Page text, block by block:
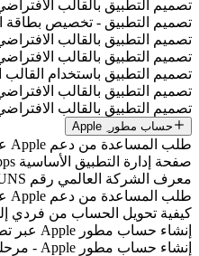
تصميم التطبيق بالقالب
تصميم التطبيق - تخصيص بطاقة
تصميم التطبيق بالقالب
تصميم التطبيق بالقالب
تصميم التطبيق باستخدام القالب
تصميم التطبيق بالقالب
تصميم التطبيق بالقالب
حساب مطور ِ Apple
طلب المساعدة من دعم Apple عن طريق البريد
صفحة إدارة التطبيق الأساسية My Apps
معرف الشركة العالمي رقم DUNS
طلب المساعدة من دعم Apple عن طريق الاتصال
كيفية تحويل الحساب من فردي
إنشاء حساب مطور Apple عبر تطبيق الجوال
إنشاء حساب مطور Apple - مرحلة إتمام الدفع